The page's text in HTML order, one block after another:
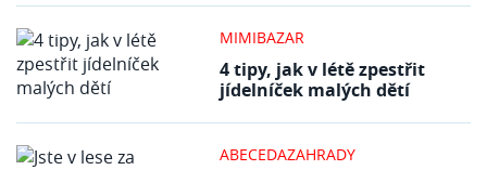
MIMIBAZAR
4 tipy, jak v létě zpestřit
jídelníček malých dětí
ABECEDAZAHRADY